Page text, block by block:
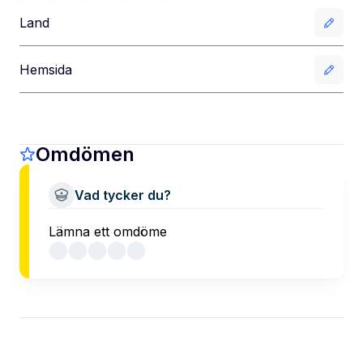
Land
Hemsida
Omdömen
Vad tycker du?
Lämna ett omdöme